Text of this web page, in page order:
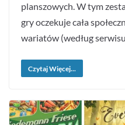
planszowych. W tym
gry oczekuje cała
wariatów (według
Czytaj Więcej...